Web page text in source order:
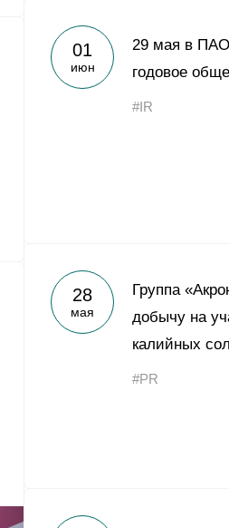
01
июн
29 мая в ПАО
годовое
#IR
28
мая
Группа
добычу на
калийных
#PR